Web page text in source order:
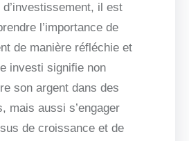
d’investissement, il est
l’importance de
de manière réfléchie et
investi signifie non
son argent dans des
mais aussi s’engager
de croissance et de